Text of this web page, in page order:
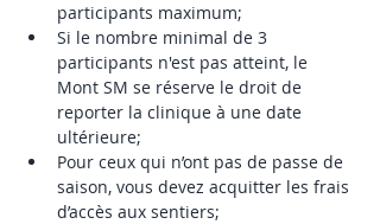
participants maximum;
Si le nombre minimal de 3
participants n'est pas atteint, le
Mont SM se réserve le droit de
reporter la clinique à une date
ultérieure;
Pour ceux qui n’ont pas de passe de
saison, vous devez acquitter les frais
d’accès aux sentiers;